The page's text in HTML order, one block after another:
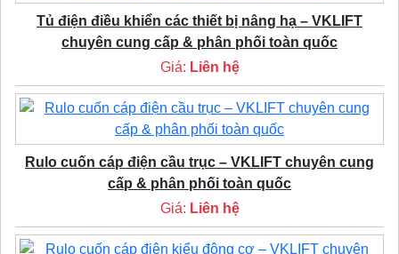
Tủ điện điều khiển các thiết bị nâng hạ – VKLIFT
chuyên cung cấp & phân phối toàn quốc
Giá: Liên hệ
Rulo cuốn cáp điện cầu trục – VKLIFT chuyên cung
cấp & phân phối toàn quốc
Giá: Liên hệ